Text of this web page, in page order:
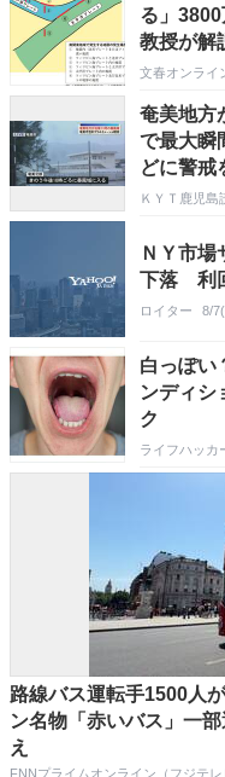
る」
教授が解
ム
文春オンライ
奄美地方
で最大瞬
どに警戒
ＫＹＴ鹿児島
ＮＹ市
下落 利
ロイター 8/
白っぽい
ンディシ
ク
ライフハッカ
路線バス運転手1500人
ン名物「赤いバス」一
え
FNNプライムオンライン（フジテレ